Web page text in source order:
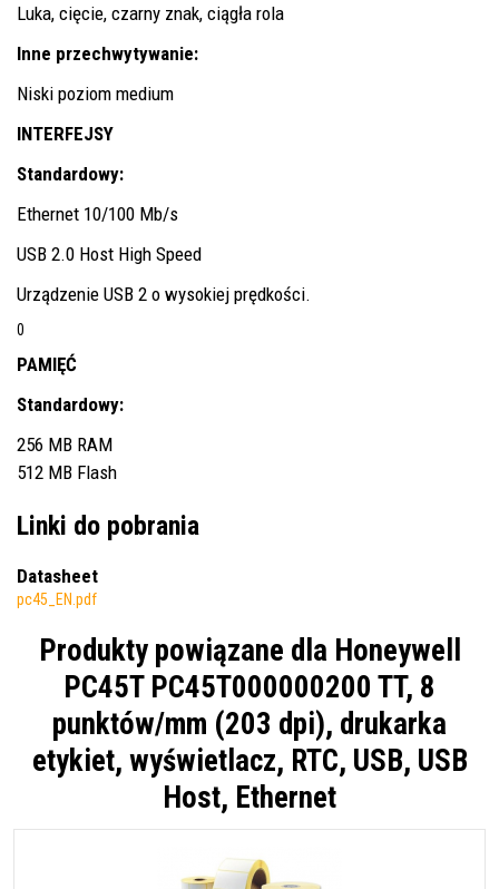
Luka, cięcie, czarny znak, ciągła rola
Inne przechwytywanie:
Niski poziom medium
INTERFEJSY
Standardowy:
Ethernet 10/100 Mb/s
USB 2.0 Host High Speed
Urządzenie USB 2 o wysokiej prędkości.
0
PAMIĘĆ
Standardowy:
256 MB RAM
512 MB Flash
Linki do pobrania
Datasheet
pc45_EN.pdf
Produkty powiązane dla Honeywell
PC45T PC45T000000200 TT, 8
punktów/mm (203 dpi), drukarka
etykiet, wyświetlacz, RTC, USB, USB
Host, Ethernet